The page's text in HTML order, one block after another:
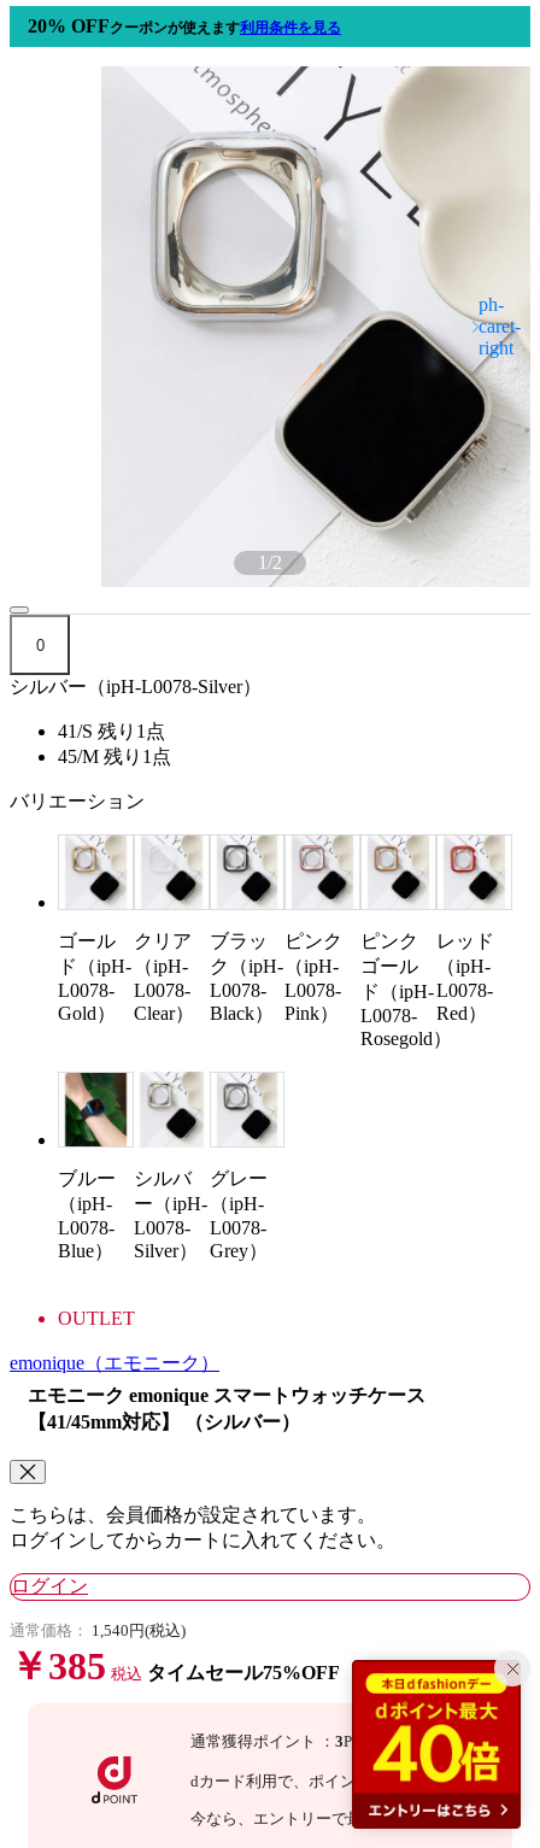
20% OFFクーポンが使えます利用条件を見る
1/2
0
シルバー（ipH-L0078-Silver）
41/S 残り1点
45/M 残り1点
バリエーション
ゴール
ド（ipH-
L0078-
Gold）
クリア
（ipH-
L0078-
Clear）
ブラッ
ク（ipH-
L0078-
Black）
ピンク
（ipH-
L0078-
Pink）
ピンク
ゴール
ド（ipH-
L0078-
Rosegold）
レッド
（ipH-
L0078-
Red）
ブルー
（ipH-
L0078-
Blue）
シルバ
ー（ipH-
L0078-
Silver）
グレー
（ipH-
L0078-
Grey）
OUTLET
emonique （エモニーク）
エモニーク emonique スマートウォッチケース
【41/45mm対応】 （シルバー）
こちらは、会員価格が設定されています。
ログインしてからカートに入れてください。
ログイン
通常価格： 1,540円(税込)
￥385 税込 タイムセール75%OFF
通常獲得ポイント ： 3P
dカード利用で、 ポイント ： P
今なら 、エントリーで最大 倍！詳細